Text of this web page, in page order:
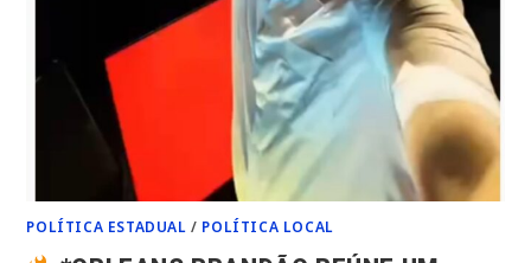
POLÍTICA ESTADUAL / POLÍTICA LOCAL